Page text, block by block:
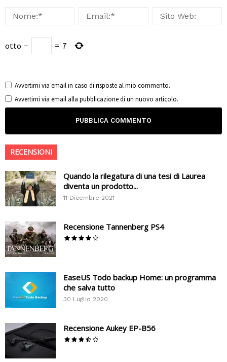
otto − = 7
Avvertimi via email in caso di risposte al mio commento.
Avvertimi via email alla pubblicazione di un nuovo articolo.
RECENSIONI
Quando la rilegatura di una tesi di Laurea
diventa un prodotto...
11 Dicembre 2021
Recensione Tannenberg PS4
EaseUS Todo backup Home: un programma
che salva tutto
30 Luglio 2020
Recensione Aukey EP-B56